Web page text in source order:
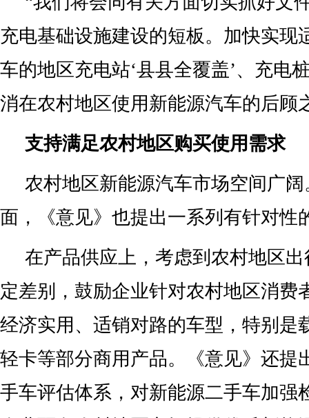
充电基础设施建设的短板。加快实现
车的地区充电站‘县县全覆盖’、充电
消在农村地区使用新能源汽车的后顾
支持满足农村地区购买使用需求
农村地区新能源汽车市场空间广
面，《意见》也提出一系列有针对性
在产品供应上，考虑到农村地区
定差别，鼓励企业针对农村地区消费
经济实用、适销对路的车型，特别是
轻卡等部分商用产品。《意见》还提
手车评估体系，对新能源二手车加强